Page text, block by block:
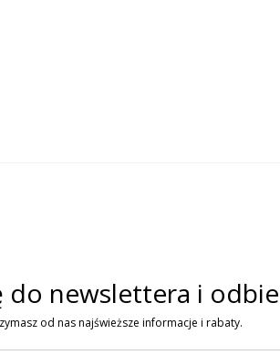
do newslettera i
od nas najświeższe informacje i rabaty.